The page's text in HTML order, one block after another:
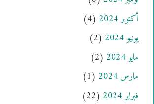
أكتوبر 2024
(4)
يونيو 2024
(2)
مايو 2024
(2)
مارس 2024
(1)
فبراير 2024
(22)